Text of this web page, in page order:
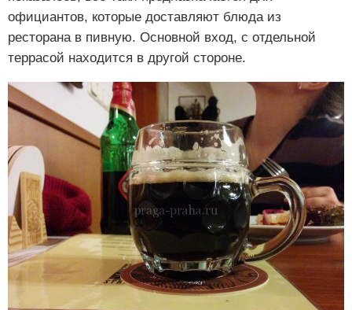
официантов, которые доставляют блюда из
ресторана в пивную. Основной вход, с отдельной
террасой находится в другой стороне.